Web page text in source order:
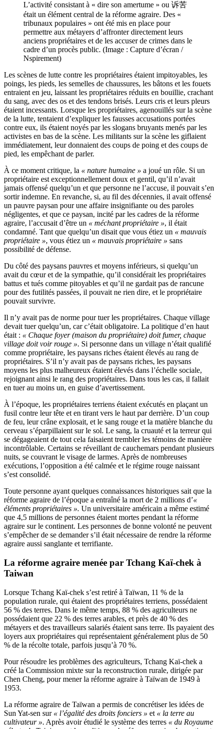
L’activité consistant à « dire son amertume » ou 诉苦
était un élément central de la réforme agraire. Des «
tribunaux populaires » ont été mis en place pour
permettre aux métayers d’affronter directement leurs
anciens propriétaires et de les accuser de crimes dans le
cadre d’un procès public. (Image : Capture d’écran /
Nspirement)
Les scènes de lutte contre les propriétaires étaient impitoyables, les
poings, les pieds, les semelles de chaussures, les bâtons et les fouets
entraient en jeu, laissant les propriétaires réduits en bouillie, crachant
du sang, avec des os et des tendons brisés. Leurs cris et leurs pleurs
étaient incessants. Lorsque les propriétaires, agenouillés sur la scène
de la lutte, tentaient d’expliquer les fausses accusations portées
contre eux, ils étaient noyés par les slogans bruyants menés par les
activistes en bas de la scène. Les militants sur la scène les giflaient
immédiatement, leur donnaient des coups de poing et des coups de
pied, les empêchant de parler.
À ce moment critique, la « nature humaine » a joué un rôle. Si un
propriétaire est exceptionnellement doux et gentil, qu’il n’avait
jamais offensé quelqu’un et que personne ne l’accuse, il pouvait s’en
sortir indemne. En revanche, si, au fil des décennies, il avait offensé
un pauvre paysan pour une affaire insignifiante ou des paroles
négligentes, et que ce paysan, incité par les cadres de la réforme
agraire, l’accusait d’être un « méchant propriétaire », il était
condamné. Tant que quelqu’un disait que vous étiez un « mauvais
propriétaire », vous étiez un « mauvais propriétaire » sans
possibilité de défense.
Du côté des paysans pauvres et moyens inférieurs, si quelqu’un
avait du cœur et de la sympathie, qu’il considérait les propriétaires
battus et tués comme pitoyables et qu’il ne gardait pas de rancune
pour des futilités passées, il pouvait ne rien dire, et le propriétaire
pouvait survivre.
Il n’y avait pas de norme pour tuer les propriétaires. Chaque village
devait tuer quelqu’un, car c’était obligatoire. La politique d’en haut
était : « Chaque foyer (maison du propriétaire) doit fumer, chaque
village doit voir rouge ». Si personne dans un village n’était qualifié
comme propriétaire, les paysans riches étaient élevés au rang de
propriétaires. S’il n’y avait pas de paysans riches, les paysans
moyens les plus malheureux étaient élevés dans l’échelle sociale,
rejoignant ainsi le rang des propriétaires. Dans tous les cas, il fallait
en tuer au moins un, en guise d’avertissement.
À l’époque, les propriétaires terriens étaient exécutés en plaçant un
fusil contre leur tête et en tirant vers le haut par derrière. D’un coup
de feu, leur crâne explosait, et le sang rouge et la matière blanche du
cerveau s’éparpillaient sur le sol. Le sang, la cruauté et la terreur qui
se dégageaient de tout cela faisaient trembler les témoins de manière
incontrôlable. Certains se réveillant de cauchemars pendant plusieurs
nuits, se couvrant le visage de larmes. Après de nombreuses
exécutions, l’opposition a été calmée et le régime rouge naissant
s’est consolidé.
Toute personne ayant quelques connaissances historiques sait que la
réforme agraire de l’époque a entraîné la mort de 2 millions d’«
éléments propriétaires ». Un universitaire américain a même estimé
que 4,5 millions de personnes étaient mortes pendant la réforme
agraire sur le continent. Les personnes de bonne volonté ne peuvent
s’empêcher de se demander s’il était nécessaire de rendre la réforme
agraire aussi sanglante et terrifiante.
La réforme agraire menée par Tchang Kaï-chek à
Taiwan
Lorsque Tchang Kaï-chek s’est retiré à Taïwan, 11 % de la
population rurale, qui étaient des propriétaires terriens, possédaient
56 % des terres. Dans le même temps, 88 % des agriculteurs ne
possédaient que 22 % des terres arables, et près de 40 % des
métayers et des travailleurs salariés étaient sans terre. Ils payaient des
loyers aux propriétaires qui représentaient généralement plus de 50
% de la récolte totale, parfois jusqu’à 70 %.
Pour résoudre les problèmes des agriculteurs, Tchang Kaï-chek a
créé la Commission mixte sur la reconstruction rurale, dirigée par
Chen Cheng, pour mener la réforme agraire à Taïwan de 1949 à
1953.
La réforme agraire de Taïwan a permis de concrétiser les idées de
Sun Yat-sen sur « l’égalité des droits fonciers » et « la terre au
cultivateur ». Après avoir étudié le système des terres « du Royaume